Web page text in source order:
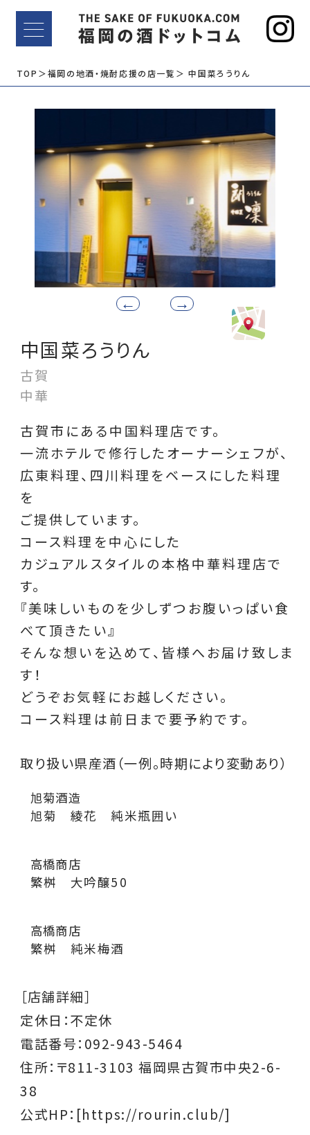
TOP ＞福岡の地酒・焼酎応援の店一覧 ＞ 中国菜ろうりん
中国菜ろうりん
古賀
中華
古賀市にある中国料理店です。
一流ホテルで修行したオーナーシェフが、
広東料理、四川料理をベースにした料理
を
ご提供しています。
コース料理を中心にした
カジュアルスタイルの本格中華料理店で
す。
『美味しいものを少しずつお腹いっぱい食
べて頂きたい』
そんな想いを込めて、皆様へお届け致しま
す！
どうぞお気軽にお越しください。
コース料理は前日まで要予約です。
取り扱い県産酒（一例。時期により変動あり）
旭菊酒造
旭菊 綾花 純米瓶囲い
高橋商店
繁桝 大吟醸50
高橋商店
繁桝 純米梅酒
［店舗詳細］
定休日：不定休
電話番号：092-943-5464
住所：〒811-3103 福岡県古賀市中央2-6-
38
公式HP： [https://rourin.club/]